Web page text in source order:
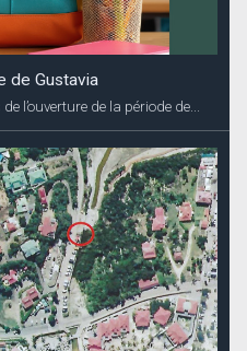
de Gustavia
l’ouverture de la période de...